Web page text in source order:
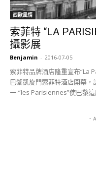
西歐風情
索菲特 “LA
攝影展
Benjamin - 2016-07-05
索菲特品牌酒店隆重宣布“La
巴黎凱旋門索菲特酒店開幕
一-“les Parisiennes”使巴黎
-